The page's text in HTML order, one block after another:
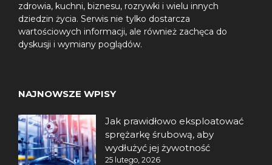
zdrowia, kuchni, biznesu, rozrywki i wielu innych
dziedzin życia. Serwis nie tylko dostarcza
wartościowych informacji, ale również zachęca do
dyskusji i wymiany poglądów.
NAJNOWSZE WPISY
Jak prawidłowo eksploatować
sprężarkę śrubową, aby
wydłużyć jej żywotność
25 lutego, 2026